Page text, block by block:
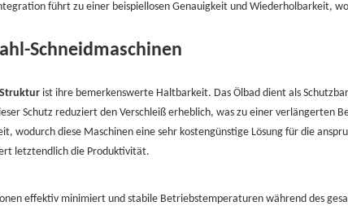
führt zu einer beispiellosen Genauigkeit und Wiederholbarkeit,
Schneidmaschinen
Struktur ist ihre bemerkenswerte Haltbarkeit. Das Ölbad dient als
Schutz reduziert den Verschleiß erheblich, was zu einer verlängerten
diese Maschinen eine sehr kostengünstige Lösung für die
letztendlich die Produktivität.
effektiv minimiert und stabile Betriebstemperaturen während des